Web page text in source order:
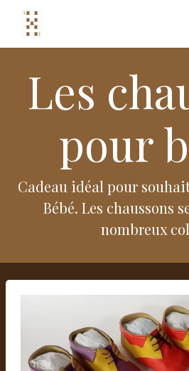
Les
pour
Cadeau idéal pour
Bébé. Les chaussons
nombreux